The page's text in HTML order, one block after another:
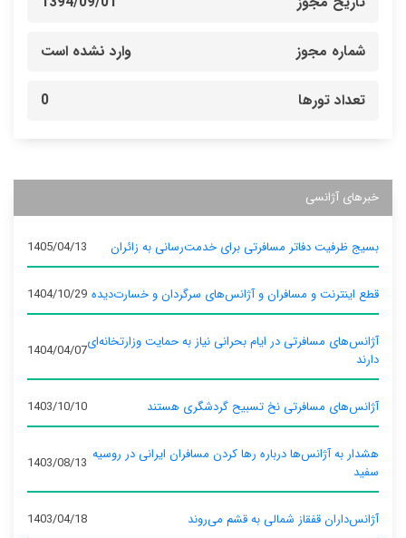
شماره مجوز وارد نشده است
تعداد تورها 0
خبرهای آژانسی
بسیج ظرفیت دفاتر مسافرتی برای خدمت‌رسانی به زائران 1405/04/13
قطع اینترنت و مسافران و آژانس‌های سرگردان و خسارت‌دیده 1404/10/29
آژانس‌های مسافرتی در ایام بحرانی نیاز به حمایت وزارتخانه‌ای
دارند
1404/04/07
آژانس‌های مسافرتی نخ تسبیح گردشگری هستند 1403/10/10
هشدار به آژانس‌ها درباره رها کردن مسافران ایرانی در روسیه
سفید
1403/08/13
آژانس‌داران قفقاز شمالی به قشم می‌روند 1403/04/18